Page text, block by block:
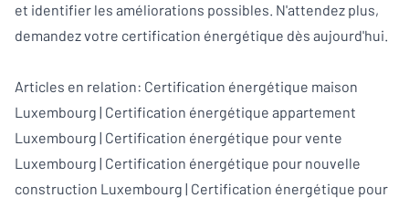
et identifier les améliorations possibles. N'attendez plus,
demandez votre certification énergétique dès aujourd'hui.
Articles en relation: Certification énergétique maison
Luxembourg | Certification énergétique appartement
Luxembourg | Certification énergétique pour vente
Luxembourg | Certification énergétique pour nouvelle
construction Luxembourg | Certification énergétique pour